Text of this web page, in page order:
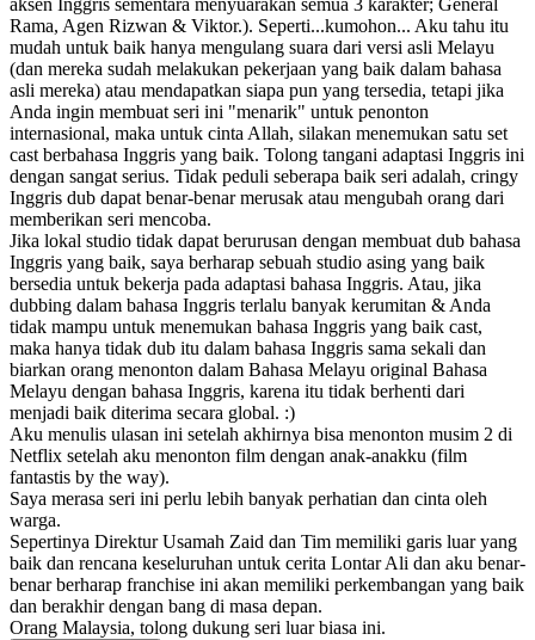
aksen Inggris sementara menyuarakan semua 3 karakter; General
Rama, Agen Rizwan & Viktor.). Seperti...kumohon... Aku tahu itu
mudah untuk baik hanya mengulang suara dari versi asli Melayu
(dan mereka sudah melakukan pekerjaan yang baik dalam bahasa
asli mereka) atau mendapatkan siapa pun yang tersedia, tetapi jika
Anda ingin membuat seri ini "menarik" untuk penonton
internasional, maka untuk cinta Allah, silakan menemukan satu set
cast berbahasa Inggris yang baik. Tolong tangani adaptasi Inggris ini
dengan sangat serius. Tidak peduli seberapa baik seri adalah, cringy
Inggris dub dapat benar-benar merusak atau mengubah orang dari
memberikan seri mencoba.
Jika lokal studio tidak dapat berurusan dengan membuat dub bahasa
Inggris yang baik, saya berharap sebuah studio asing yang baik
bersedia untuk bekerja pada adaptasi bahasa Inggris. Atau, jika
dubbing dalam bahasa Inggris terlalu banyak kerumitan & Anda
tidak mampu untuk menemukan bahasa Inggris yang baik cast,
maka hanya tidak dub itu dalam bahasa Inggris sama sekali dan
biarkan orang menonton dalam Bahasa Melayu original Bahasa
Melayu dengan bahasa Inggris, karena itu tidak berhenti dari
menjadi baik diterima secara global. :)
Aku menulis ulasan ini setelah akhirnya bisa menonton musim 2 di
Netflix setelah aku menonton film dengan anak-anakku (film
fantastis by the way).
Saya merasa seri ini perlu lebih banyak perhatian dan cinta oleh
warga.
Sepertinya Direktur Usamah Zaid dan Tim memiliki garis luar yang
baik dan rencana keseluruhan untuk cerita Lontar Ali dan aku benar-
benar berharap franchise ini akan memiliki perkembangan yang baik
dan berakhir dengan bang di masa depan.
Orang Malaysia, tolong dukung seri luar biasa ini.